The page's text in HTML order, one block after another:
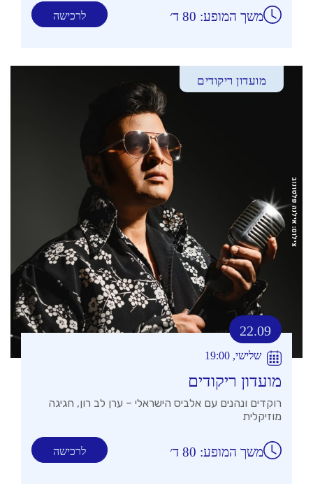
לרכישה משך המופע: 80 ד׳
מועדון ריקודים
22.09
שלישי, 19:00
מועדון ריקודים
רוקדים ונהנים עם אלביס הישראלי – ערן לב רון, חגיגה
מוזיקלית
לרכישה משך המופע: 80 ד׳